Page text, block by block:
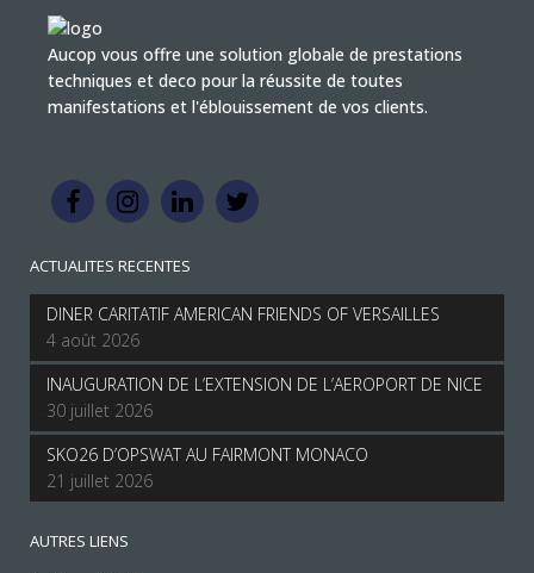
Aucop vous offre une solution globale de prestations
techniques et deco pour la réussite de toutes
manifestations et l'éblouissement de vos clients.
ACTUALITES RECENTES
DINER CARITATIF AMERICAN FRIENDS OF VERSAILLES
4 août 2026
INAUGURATION DE L’EXTENSION DE L’AEROPORT DE NICE
30 juillet 2026
SKO26 D’OPSWAT AU FAIRMONT MONACO
21 juillet 2026
AUTRES LIENS